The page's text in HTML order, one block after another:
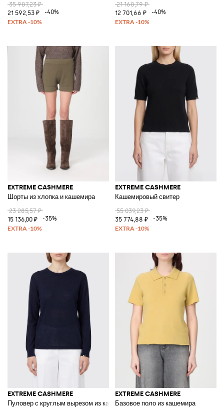
35 987,23 ₽
21 592,53 ₽
-40%
21 168,79 ₽
12 701,66 ₽
-40%
EXTREME CASHMERE
Шорты из хлопка и кашемира
23 285,57 ₽
15 136,00 ₽
-35%
EXTREME CASHMERE
Кашемировый свитер
55 039,23 ₽
35 774,88 ₽
-35%
EXTREME CASHMERE
Пуловер с круглым вырезом из кашемира и мериносовой шерсти
EXTREME CASHMERE
Базовое поло из кашемира